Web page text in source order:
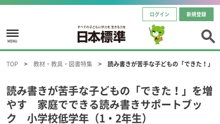
ログイン 新規登録
MENU
TOP 教材・教具・図書特集 読み書きが苦手な子どもの「できた！
読み書きが苦手な子どもの「できた！」を増
やす 家庭でできる読み書きサポートブッ
ク 小学校低学年（1・2年生）